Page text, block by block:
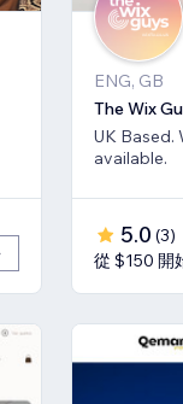
ENG, GB
The Wix
UK
available.
5.0 (3)
從 $150 開